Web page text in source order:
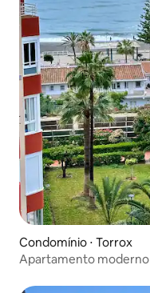
Condomínio ⋅ Torrox
Apartamento moderno